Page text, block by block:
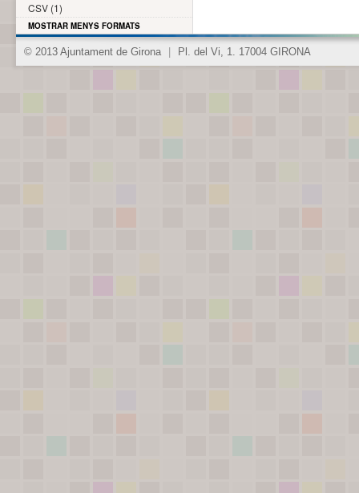
CSV (1)
MOSTRAR MENYS FORMATS
© 2013 Ajuntament de Girona Pl. del Vi, 1. 17004 GIRONA